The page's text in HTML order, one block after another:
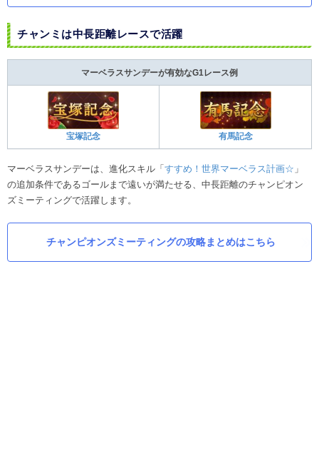
チャンミは中長距離レースで活躍
マーベラスサンデーが有効なG1レース例
宝塚記念 有馬記念
マーベラスサンデーは、進化スキル「 すすめ！世界マーベラス計画☆ 」
の追加条件であるゴールまで遠いが満たせる、中長距離のチャンピオン
ズミーティングで活躍します。
チャンピオンズミーティングの攻略まとめはこちら